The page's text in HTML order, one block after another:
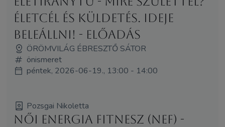
Életcél és küldetés. Ideje
beleállni! - előadás
ÖRÖMVILÁG ÉBRESZTŐ SÁTOR
önismeret
péntek, 2026-06-19., 13:00 - 14:00
Pozsgai Nikoletta
Női Energia Fitnesz (NEF) -